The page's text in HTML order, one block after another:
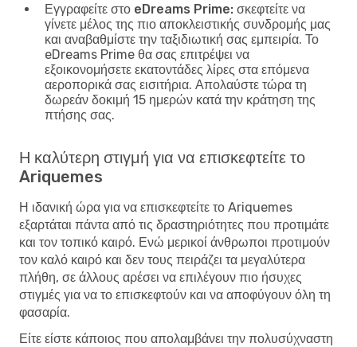
Εγγραφείτε στο eDreams Prime: σκεφτείτε να
γίνετε μέλος της πιο αποκλειστικής συνδρομής μας
και αναβαθμίστε την ταξιδιωτική σας εμπειρία. Το
eDreams Prime θα σας επιτρέψει να
εξοικονομήσετε εκατοντάδες λίρες στα επόμενα
αεροπορικά σας εισιτήρια. Απολαύστε τώρα τη
δωρεάν δοκιμή 15 ημερών κατά την κράτηση της
πτήσης σας.
Η καλύτερη στιγμή για να επισκεφτείτε το
Ariquemes
Η ιδανική ώρα για να επισκεφτείτε το Ariquemes
εξαρτάται πάντα από τις δραστηριότητες που προτιμάτε
και τον τοπικό καιρό. Ενώ μερικοί άνθρωποι προτιμούν
τον καλό καιρό και δεν τους πειράζει τα μεγαλύτερα
πλήθη, σε άλλους αρέσει να επιλέγουν πιο ήσυχες
στιγμές για να το επισκεφτούν και να αποφύγουν όλη τη
φασαρία.
Είτε είστε κάποιος που απολαμβάνει την πολυσύχναστη